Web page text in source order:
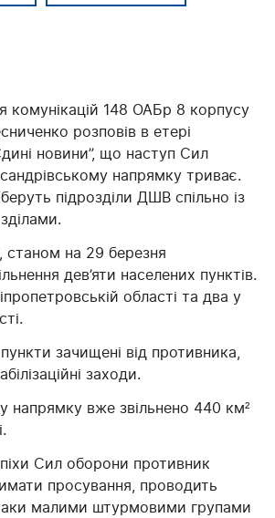
комунікацій 148 ОАБр 8 корпусу
розповів в етері
новини”, що наступ Сил
напрямку триває.
підрозділи ДШВ спільно із
станом на 29 березня
дев’яти населених пунктів.
області та два у
зачищені від противника,
заходи.
напрямку вже звільнено 440 км²
Сил оборони противник
просування, проводить
малими штурмовими групами